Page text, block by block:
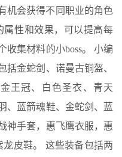
机会获得不同职业的角色
属性和效果，可以提高每
收集材料的小boss。 小编
括金蛇剑、诺曼古铜盔、
王冠、白色圣衣、青天
、蓝箭魂鞋、金蛇剑、蓝
神手套，惠飞鹰衣服，惠
龙皮鞋。 这些装备包括两